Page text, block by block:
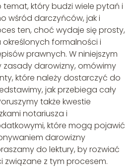
który budzi wiele pytań i
wśród darczyńców, jak i
ten, choć wydaje się prosty,
formalności i
prawnych. W niniejszym
zasady darowizny, omówimy
które należy dostarczyć do
jak przebiega cały
także kwestie
notariusza i
które mogą pojawić
darowizny
do lektury, by rozwiać
związane z tym procesem.